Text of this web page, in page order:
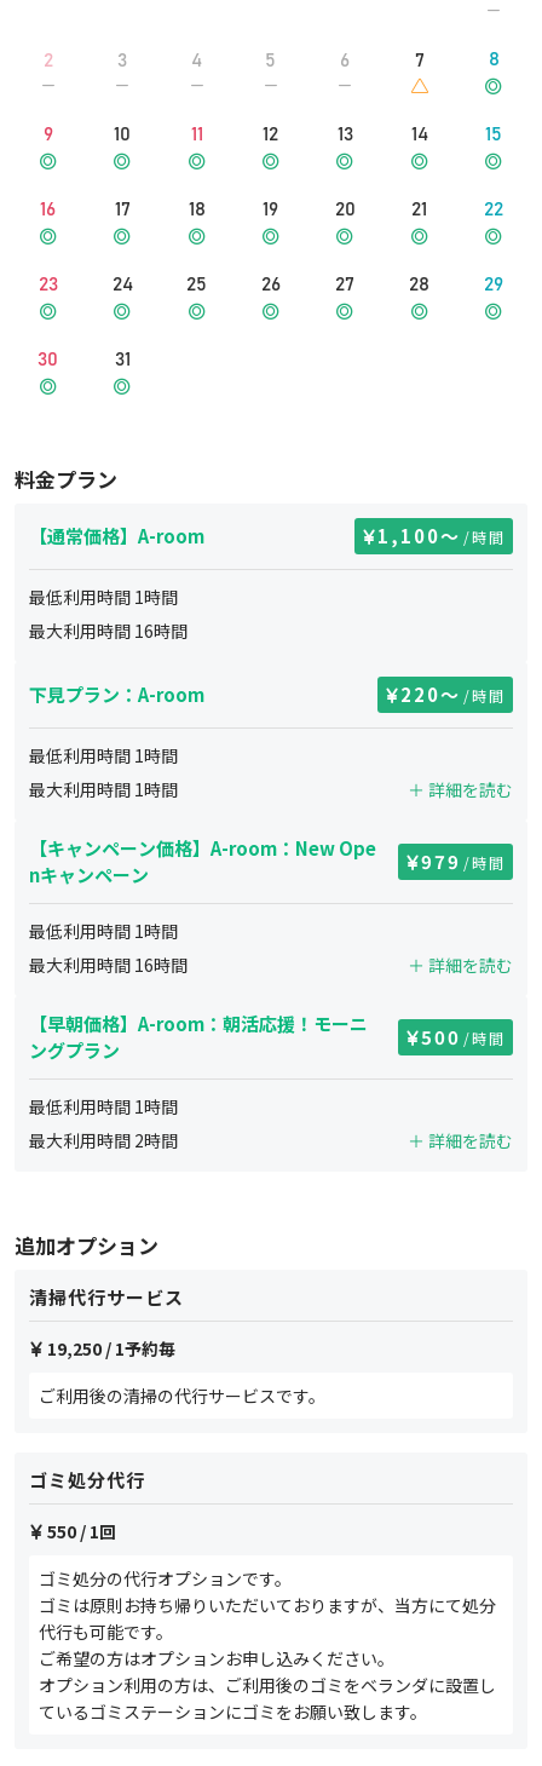
2 3 4 5 6 7 8
9 10 11 12 13 14 15
16 17 18 19 20 21 22
23 24 25 26 27 28 29
30 31
料金プラン
【通常価格】A-room 1,100〜 /時間
最低利用時間 1時間
最大利用時間 16時間
下見プラン：A-room 220〜 /時間
最低利用時間 1時間
最大利用時間 1時間 ＋ 詳細を読む
【キャンペーン価格】A-room：New Ope
nキャンペーン
979 /時間
最低利用時間 1時間
最大利用時間 16時間 ＋ 詳細を読む
【早朝価格】A-room：朝活応援！モーニ
ングプラン
500 /時間
最低利用時間 1時間
最大利用時間 2時間 ＋ 詳細を読む
追加オプション
清掃代行サービス
19,250 / 1予約毎
ご利用後の清掃の代行サービスです。
ゴミ処分代行
550 / 1回
ゴミ処分の代行オプションです。
ゴミは原則お持ち帰りいただいておりますが、当方にて処分
代行も可能です。
ご希望の方はオプションお申し込みください。
オプション利用の方は、ご利用後のゴミをベランダに設置し
ているゴミステーションにゴミをお願い致します。